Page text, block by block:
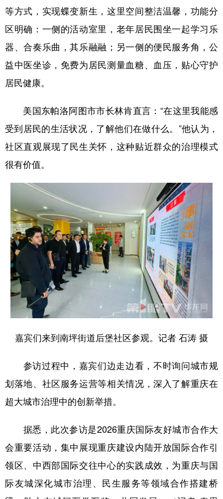
等方式，实现蝶变新生，这里空间整洁温馨，功能分
区明确：一侧的活动室里，老年居民围坐一起学习乐
器、合奏乐曲，其乐融融；另一侧的便民服务角，公
益中医坐诊，免费为居民测量血糖、血压，贴心守护
居民健康。
美国东帕洛阿图市市长林肯直言：“在这里我能感
受到居民的生活状况，了解他们在做什么。”他认为，
社区直观展现了民生关怀，这种贴近群众的治理模式
很有价值。
嘉宾们来到南坪街道后堡社区参观。记者 石涛 摄
参访过程中，嘉宾们边走边看，不时询问城市规
划落地、社区服务运营等相关情况，深入了解重庆在
超大城市治理中的创新举措。
据悉，此次参访是2026重庆国际友好城市合作大
会重要活动，集中展现重庆建设内陆开放国际合作引
领区、中西部国际交往中心的实践成效，为重庆与国
际友城深化城市治理、民生服务等领域合作搭建桥